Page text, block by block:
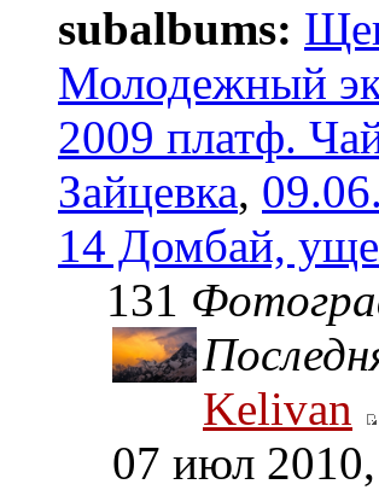
subalbums:
Молодежный
2009 платф.
Зайцевка,
14 Домбай,
131
Kelivan
07 июл